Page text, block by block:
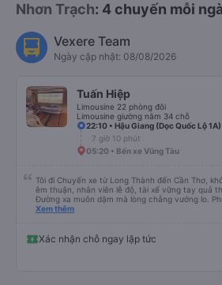
Nhơn Trạch: 4 chuyến mỗi
Vexere Team
Ngày cập nhật: 08/08/2026
Tuấn Hiệp
Limousine 22 phòng đôi
Limousine giường nằm 34 chỗ
22:10 • Hậu Giang (Dọc Quốc Lộ 1A)
7 giờ 10 phút
05:20 • Bến xe Vũng Tàu
Tôi đi Chuyến xe từ Long Thành đến Cần Thơ,
êm thuận, nhân viên lễ độ, tài xế vững tay quả thật khiến tôi an tâm, mãn ý.
Đường xa muôn dặm mà lòng chẳng vướng lo.
nghiêm cẩn, hiếm thấy giữa thời buổi kim tiền vội
Xem thêm
Xác nhận chỗ ngay lập tức